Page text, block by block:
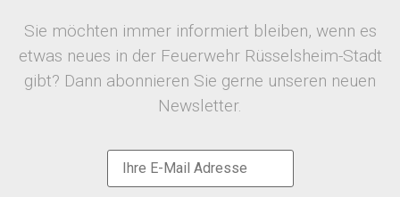
Sie möchten immer informiert bleiben, wenn es
etwas neues in der Feuerwehr Rüsselsheim-Stadt
gibt? Dann abonnieren Sie gerne unseren neuen
Newsletter.